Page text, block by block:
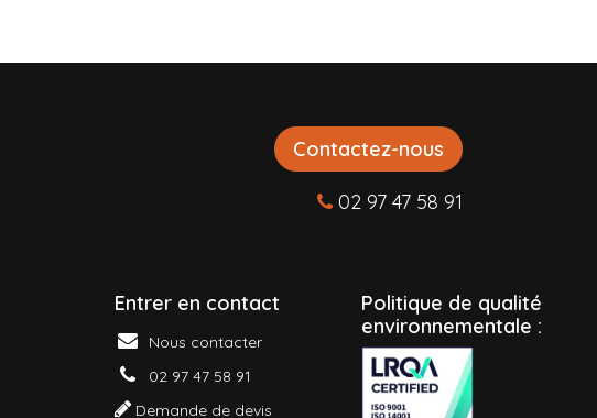
Contactez-nous
02 97 47 58 91
Entrer en contact
Nous contacter
02 97 47 58 91
Demande de devis
Politique de qualité
environnementale :